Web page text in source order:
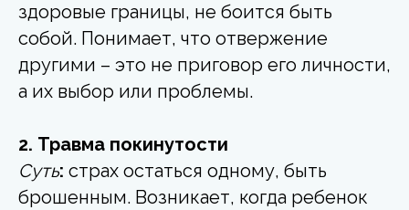
здоровые границы, не боится быть
собой. Понимает, что отвержение
другими – это не приговор его личности,
а их выбор или проблемы.
2. Травма покинутости
Суть: страх остаться одному, быть
брошенным. Возникает, когда ребенок